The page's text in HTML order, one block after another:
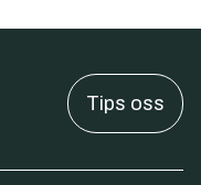
Tips oss